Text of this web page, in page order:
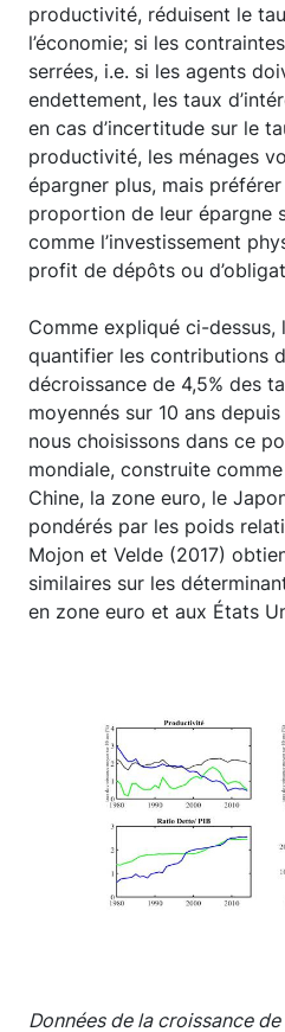
productivité, réduisent le
l’économie; si les
serrées, i.e. si les agents
endettement, les taux
en cas d’incertitude sur le
productivité, les ménages
épargner plus, mais
proportion de leur épargne
comme l’investissement
profit de dépôts ou
Comme expliqué ci-
quantifier les contributions
décroissance de 4,5% des
moyennés sur 10 ans depuis
nous choisissons dans ce
mondiale, construite
Chine, la zone euro, le
pondérés par les poids
Mojon et Velde (2017)
similaires sur les
en zone euro et aux États
Données de la croissance